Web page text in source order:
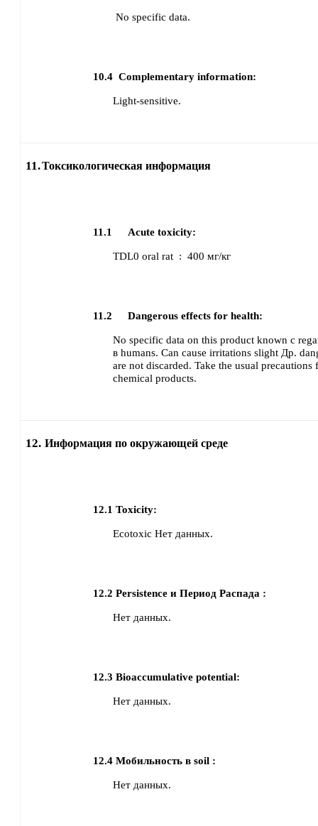
No specific data.
10.4 Complementary information:
Light-sensitive.
11.Токсикологическая информация
11.1 Acute toxicity:
TDL0 oral rat : 400 мг/кг
11.2 Dangerous effects for health:
No specific data on this product known с
в humans. Can cause irritations slight Др.
are not discarded. Take the usual
chemical products.
12. Информация по окружающей среде
12.1 Toxicity:
Ecotoxic Нет данных.
12.2 Persistence и Период Распада :
Нет данных.
12.3 Bioaccumulative potential:
Нет данных.
12.4 Мобильность в soil :
Нет данных.